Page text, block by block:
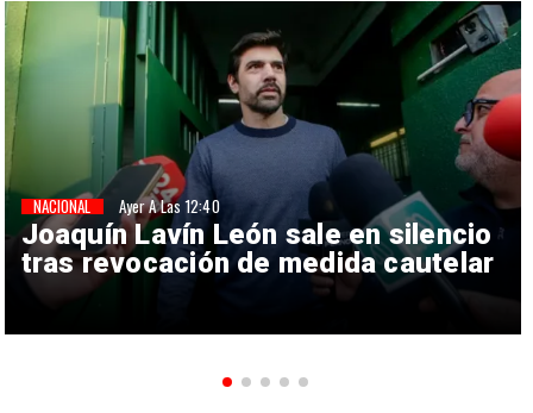
Joaquín Lavín León sale en silencio
tras revocación de medida cautelar
NACIONAL Ayer A Las 12:40